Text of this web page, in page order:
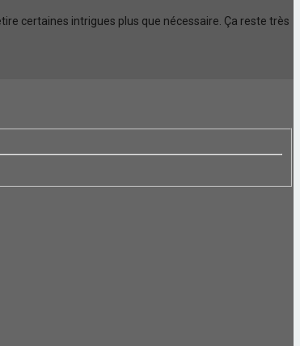
certaines intrigues plus que nécessaire. Ça reste très